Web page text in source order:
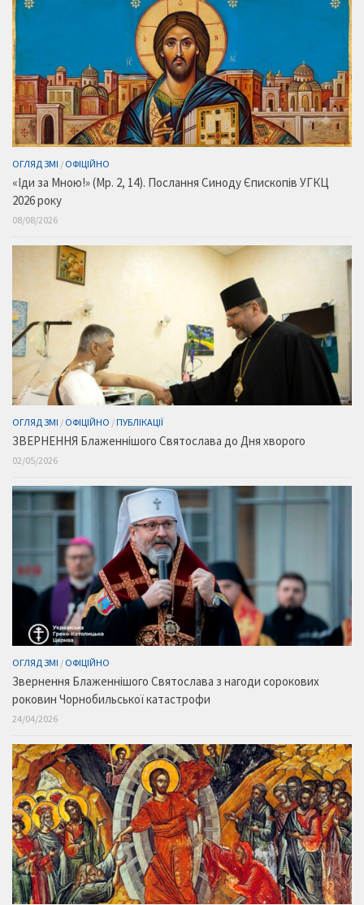
ОГЛЯД ЗМІ / ОФІЦІЙНО
«Іди за Мною!» (Мр. 2, 14). Послання Синоду Єпископів УГКЦ
2026 року
08/08/2026
ОГЛЯД ЗМІ / ОФІЦІЙНО /ПУБЛІКАЦІЇ
ЗВЕРНЕННЯ Блаженнішого Святослава до Дня хворого
02/05/2026
ОГЛЯД ЗМІ / ОФІЦІЙНО
Звернення Блаженнішого Святослава з нагоди сорокових
роковин Чорнобильської катастрофи
24/04/2026